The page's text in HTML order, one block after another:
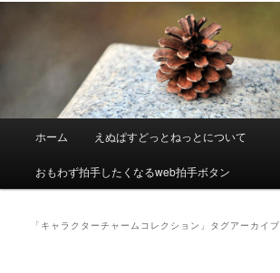
メ
ホーム えぬぱすどっとねっとについて
おもわず拍手したくなるweb拍手ボタン
「 キャラクターチャームコレクション 」タグアーカイブ